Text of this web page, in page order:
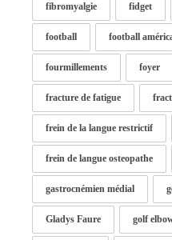
fibromyalgie fidget
football football
fourmillements foyer
fracture de fatigue
frein de la langue restrictif
frein de langue osteopathe
gastrocnémien médial
Gladys Faure golf